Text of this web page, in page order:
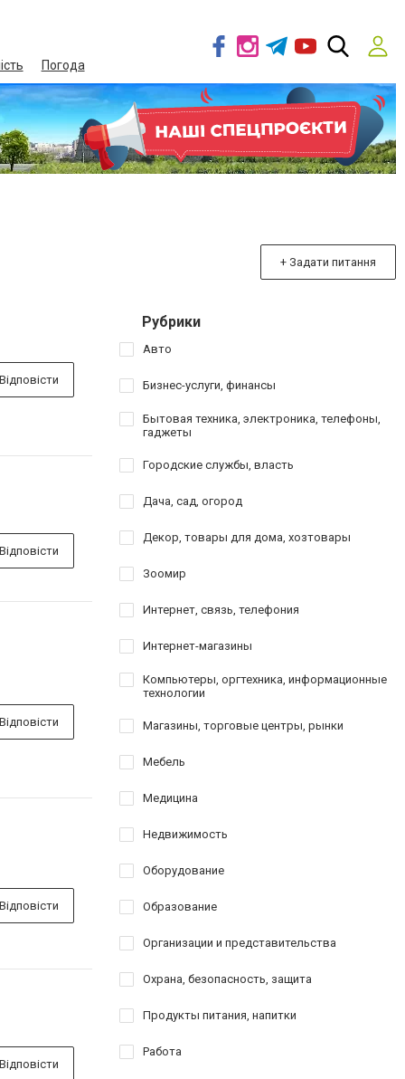
Погода
+ Задати питання
Відповісти
Відповісти
Відповісти
Відповісти
Відповісти
Рубрики
Авто
Бизнес-услуги, финансы
Бытовая техника, электроника, телефоны,
гаджеты
Городские службы, власть
Дача, сад, огород
Декор, товары для дома, хозтовары
Зоомир
Интернет, связь, телефония
Интернет-магазины
Компьютеры, оргтехника, информационные
технологии
Магазины, торговые центры, рынки
Мебель
Медицина
Недвижимость
Оборудование
Образование
Организации и представительства
Охрана, безопасность, защита
Продукты питания, напитки
Работа